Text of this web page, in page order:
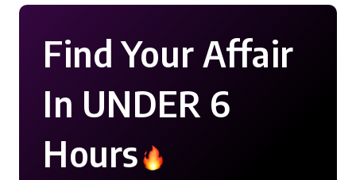
Find Your Affair
In UNDER 6
Hours